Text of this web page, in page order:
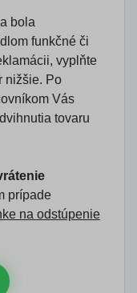
bola
funkčné či
vyplňte
nižšie. Po
Vás
tovaru
prípade
na odstúpenie